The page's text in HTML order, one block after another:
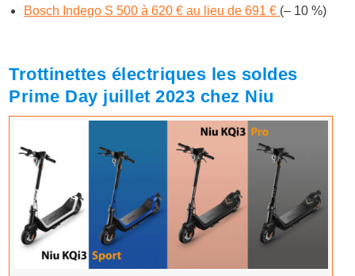
Bosch Indego S 500 à 620 € au lieu de 691 € (– 10 %)
Trottinettes électriques les soldes
Prime Day juillet 2023 chez Niu